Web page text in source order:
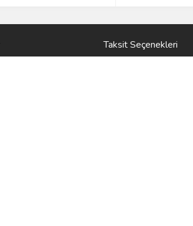
Taksit Seçenekleri